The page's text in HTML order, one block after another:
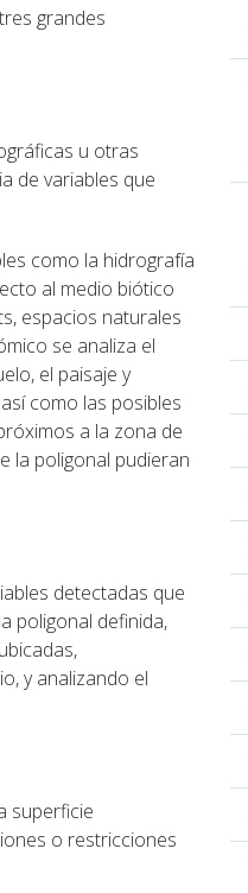
grandes
u otras
de variables que
como la hidrografía
al medio biótico
espacios naturales
se analiza el
el paisaje y
como las posibles
a la zona de
la poligonal pudieran
detectadas que
poligonal definida,
y analizando el
superficie
o restricciones